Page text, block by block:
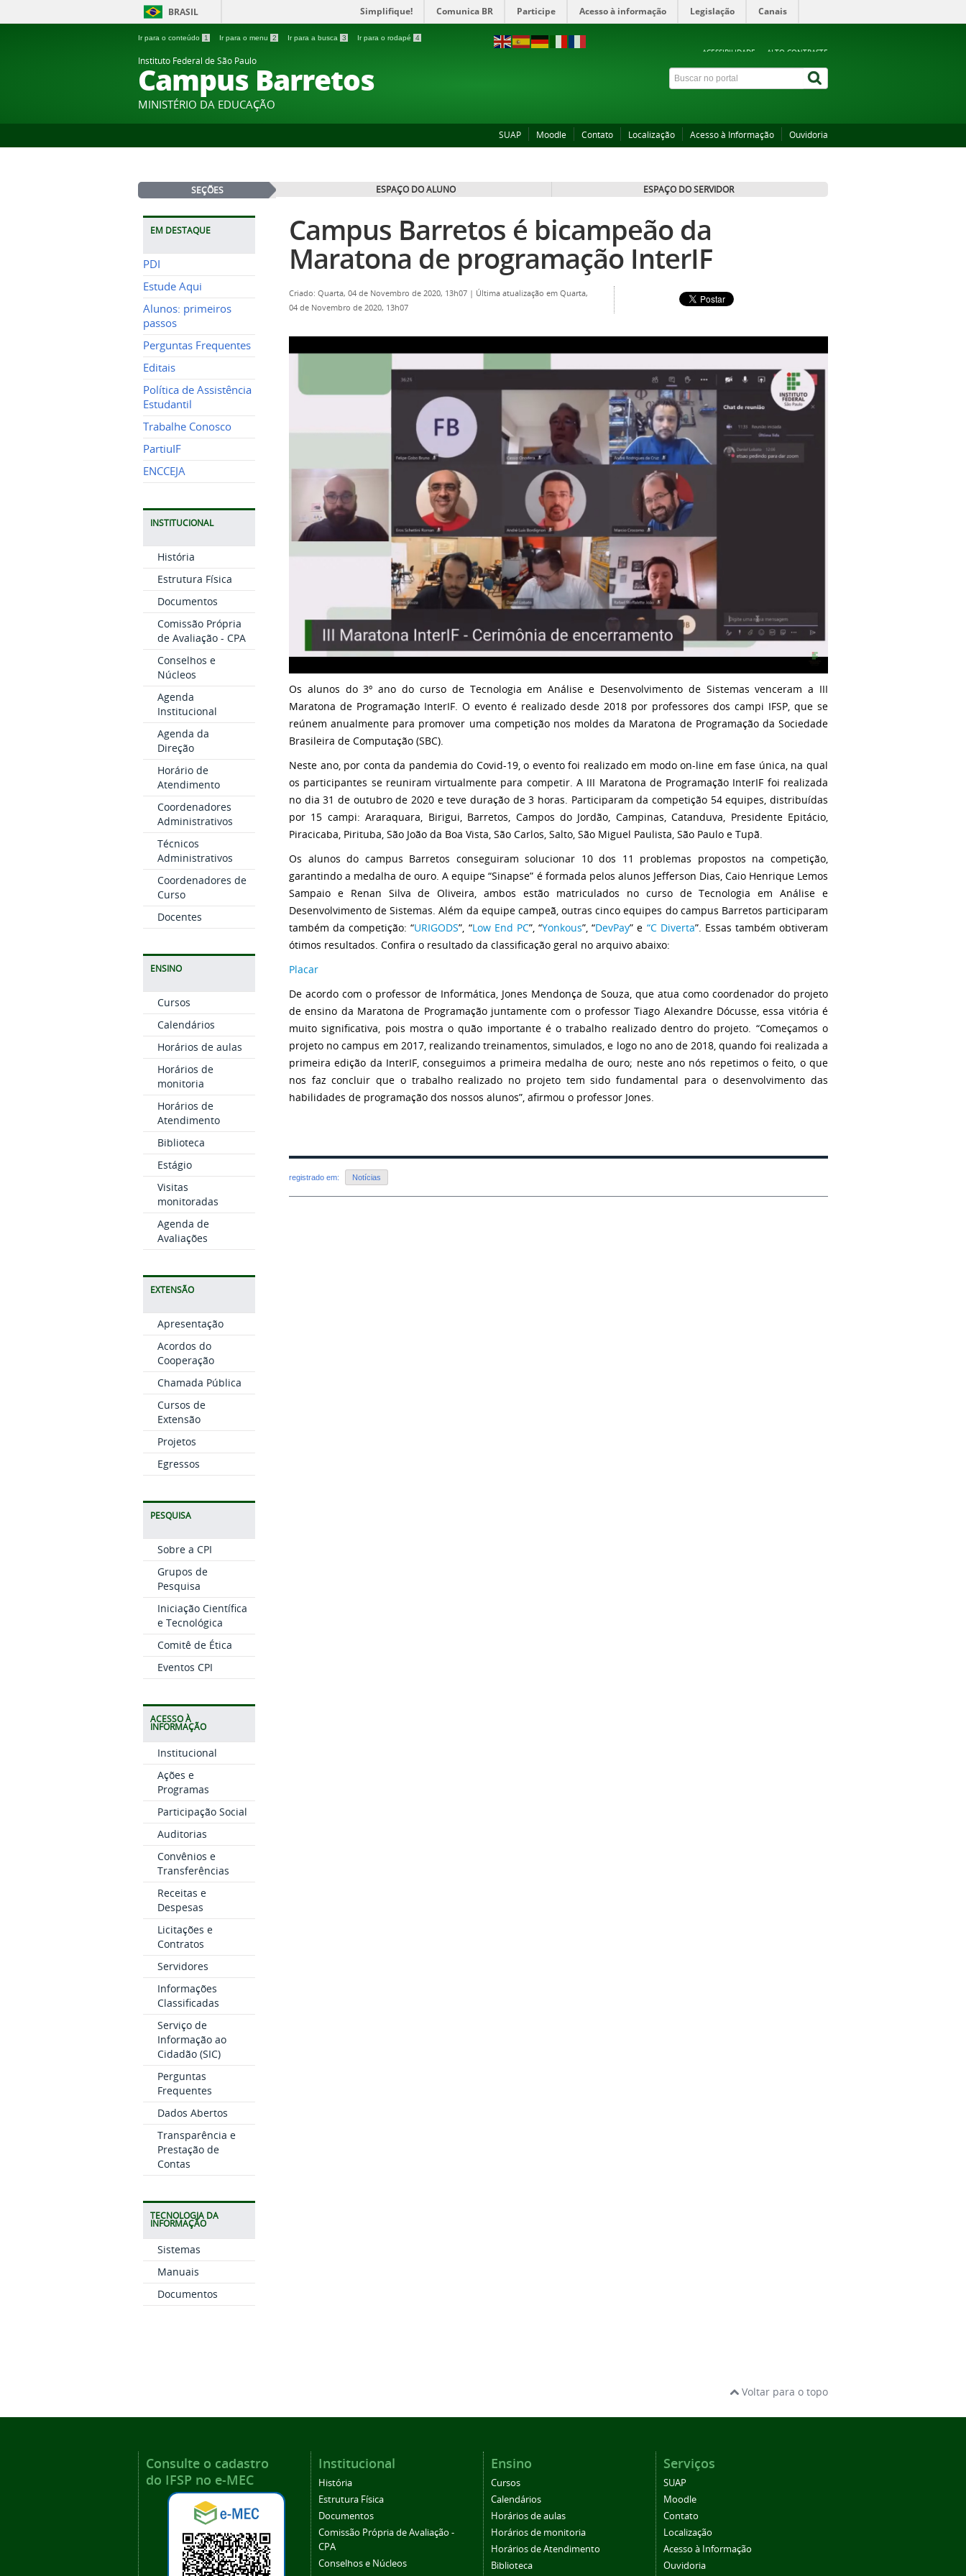
BRASIL Simplifique! Comunica BR Participe Acesso à informação Legislação Canais
Ir para o conteúdo 1 Ir para o menu 2 Ir para a busca 3 Ir para o rodapé 4
ACESSIBILIDADE ALTO CONTRASTE
Instituto Federal de São Paulo
Campus Barretos
MINISTÉRIO DA EDUCAÇÃO
SUAP Moodle Contato Localização Acesso à Informação Ouvidoria
SEÇÕES ESPAÇO DO ALUNO ESPAÇO DO SERVIDOR
EM DESTAQUE
PDI
Estude Aqui
Alunos: primeiros
passos
Perguntas Frequentes
Editais
Política de Assistência
Estudantil
Trabalhe Conosco
PartiuIF
ENCCEJA
INSTITUCIONAL
História
Estrutura Física
Documentos
Comissão Própria
de Avaliação - CPA
Conselhos e
Núcleos
Agenda
Institucional
Agenda da
Direção
Horário de
Atendimento
Coordenadores
Administrativos
Técnicos
Administrativos
Coordenadores de
Curso
Docentes
ENSINO
Cursos
Calendários
Horários de aulas
Horários de
monitoria
Horários de
Atendimento
Biblioteca
Estágio
Visitas
monitoradas
Agenda de
Avaliações
EXTENSÃO
Apresentação
Acordos do
Cooperação
Chamada Pública
Cursos de
Extensão
Projetos
Egressos
PESQUISA
Sobre a CPI
Grupos de
Pesquisa
Iniciação Científica
e Tecnológica
Comitê de Ética
Eventos CPI
ACESSO À
INFORMAÇÃO
Institucional
Ações e
Programas
Participação Social
Auditorias
Convênios e
Transferências
Receitas e
Despesas
Licitações e
Contratos
Servidores
Informações
Classificadas
Serviço de
Informação ao
Cidadão (SIC)
Perguntas
Frequentes
Dados Abertos
Transparência e
Prestação de
Contas
TECNOLOGIA DA
INFORMAÇÃO
Sistemas
Manuais
Documentos
Campus Barretos é bicampeão da
Maratona de programação InterIF
Criado: Quarta, 04 de Novembro de 2020, 13h07 | Última atualização em Quarta,
04 de Novembro de 2020, 13h07
Os alunos do 3º ano do curso de Tecnologia em Análise e Desenvolvimento de Sistemas venceram a III
Maratona de Programação InterIF. O evento é realizado desde 2018 por professores dos campi IFSP, que se
reúnem anualmente para promover uma competição nos moldes da Maratona de Programação da Sociedade
Brasileira de Computação (SBC).
Neste ano, por conta da pandemia do Covid-19, o evento foi realizado em modo on-line em fase única, na qual
os participantes se reuniram virtualmente para competir. A III Maratona de Programação InterIF foi realizada
no dia 31 de outubro de 2020 e teve duração de 3 horas. Participaram da competição 54 equipes, distribuídas
por 15 campi: Araraquara, Birigui, Barretos, Campos do Jordão, Campinas, Catanduva, Presidente Epitácio,
Piracicaba, Pirituba, São João da Boa Vista, São Carlos, Salto, São Miguel Paulista, São Paulo e Tupã.
Os alunos do campus Barretos conseguiram solucionar 10 dos 11 problemas propostos na competição,
garantindo a medalha de ouro. A equipe “Sinapse” é formada pelos alunos Jefferson Dias, Caio Henrique Lemos
Sampaio e Renan Silva de Oliveira, ambos estão matriculados no curso de Tecnologia em Análise e
Desenvolvimento de Sistemas. Além da equipe campeã, outras cinco equipes do campus Barretos participaram
também da competição: “URIGODS”, “Low End PC”, “Yonkous”, “DevPay” e “C Diverta”. Essas também obtiveram
ótimos resultados. Confira o resultado da classificação geral no arquivo abaixo:
Placar
De acordo com o professor de Informática, Jones Mendonça de Souza, que atua como coordenador do projeto
de ensino da Maratona de Programação juntamente com o professor Tiago Alexandre Dócusse, essa vitória é
muito significativa, pois mostra o quão importante é o trabalho realizado dentro do projeto. “Começamos o
projeto no campus em 2017, realizando treinamentos, simulados, e logo no ano de 2018, quando foi realizada a
primeira edição da InterIF, conseguimos a primeira medalha de ouro; neste ano nós repetimos o feito, o que
nos faz concluir que o trabalho realizado no projeto tem sido fundamental para o desenvolvimento das
habilidades de programação dos nossos alunos”, afirmou o professor Jones.
registrado em: Notícias
Voltar para o topo
Consulte o cadastro
do IFSP no e-MEC
Institucional
História
Estrutura Física
Documentos
Comissão Própria de Avaliação -
CPA
Conselhos e Núcleos
Ensino
Cursos
Calendários
Horários de aulas
Horários de monitoria
Horários de Atendimento
Biblioteca
Serviços
SUAP
Moodle
Contato
Localização
Acesso à Informação
Ouvidoria